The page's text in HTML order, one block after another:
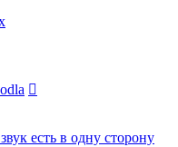
есть в одну сторону